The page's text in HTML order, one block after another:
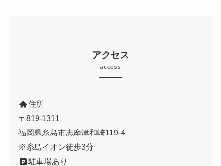
アクセス
access
住所
〒819-1311
福岡県糸島市志摩津和崎119-4
※糸島イオン徒歩3分
駐車場あり